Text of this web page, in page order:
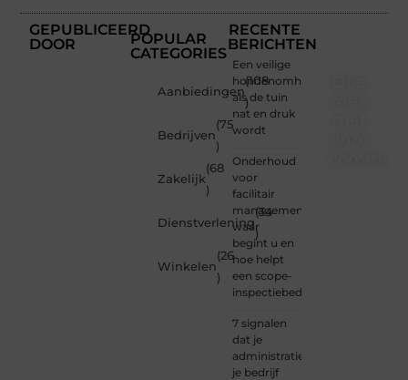
GEPUBLICEERD
DOOR
POPULAR
CATEGORIES
Aanbiedingen
(108
)
Bedrijven
(75
)
Zakelijk
(68
)
Dienstverlening
(34
)
Winkelen
(26
)
RECENTE
BERICHTEN
Een veilige
hondenomheining
als de tuin
nat en druk
wordt
Onderhoud
voor
facilitair
management:
waar
begint u en
hoe helpt
een scope-
inspectiebedrijf?
7 signalen
dat je
administratie
je bedrijf